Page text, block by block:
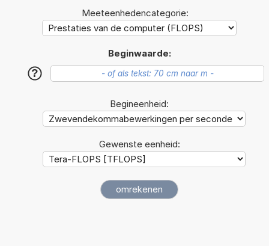
Meeteenhedencategorie:
Beginwaarde:
?
Begineenheid:
Gewenste eenheid: